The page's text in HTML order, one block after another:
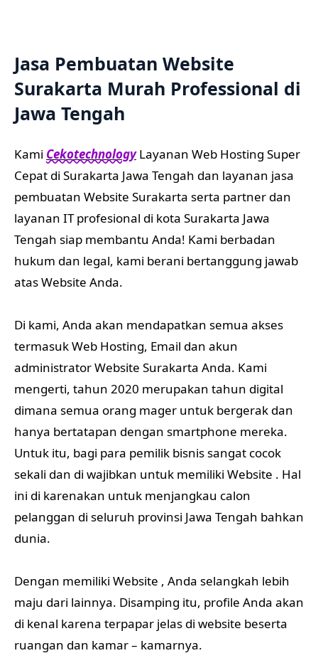
atas Website Anda.
Di kami, Anda akan mendapatkan semua akses
administrator Website Surakarta Anda. Kami
mengerti, tahun 2020 merupakan tahun digital
dimana semua orang mager untuk bergerak dan
hanya bertatapan dengan smartphone mereka.
Untuk itu, bagi para pemilik bisnis sangat cocok
sekali dan di wajibkan untuk memiliki Website . Hal
ini di karenakan untuk menjangkau calon
dunia.
Dengan memiliki Website , Anda selangkah lebih
maju dari lainnya. Disamping itu, profile Anda akan
di kenal karena terpapar jelas di website beserta
ruangan dan kamar – kamarnya.
Keuntungan Menggunakan
Jasa Pembuatan Website di
Kota Surakarta di Kami
Website kami bangun dengan struktur konten
dan navigasi yang bekerja dengan baik pada
perangkat smartphone. Website akan memastikan
produk dan layanan Anda dapat mudah diakses